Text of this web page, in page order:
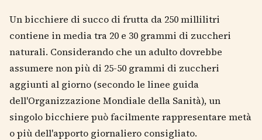
Un bicchiere di succo di frutta da 250 millilitri
contiene in media tra 20 e 30 grammi di zuccheri
naturali. Considerando che un adulto dovrebbe
assumere non più di 25-50 grammi di zuccheri
aggiunti al giorno (secondo le linee guida
dell'Organizzazione Mondiale della Sanità), un
singolo bicchiere può facilmente rappresentare metà
o più dell'apporto giornaliero consigliato.